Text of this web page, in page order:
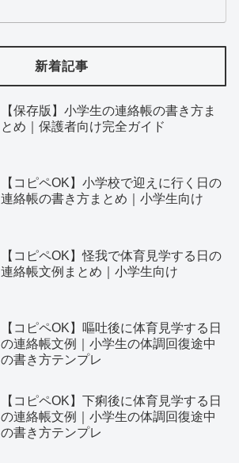
新着記事
【保存版】小学生の連絡帳の書き方ま
とめ｜保護者向け完全ガイド
【コピペOK】小学校で迎えに行く日の
連絡帳の書き方まとめ｜小学生向け
【コピペOK】怪我で体育見学する日の
連絡帳文例まとめ｜小学生向け
【コピペOK】嘔吐後に体育見学する日
の連絡帳文例｜小学生の体調回復途中
の書き方テンプレ
【コピペOK】下痢後に体育見学する日
の連絡帳文例｜小学生の体調回復途中
の書き方テンプレ